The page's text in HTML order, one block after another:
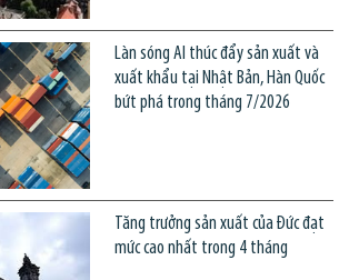
Làn sóng AI thúc đẩy sản xuất và
xuất khẩu tại Nhật Bản, Hàn Quốc
bứt phá trong tháng 7/2026
Tăng trưởng sản xuất của Đức đạt
mức cao nhất trong 4 tháng